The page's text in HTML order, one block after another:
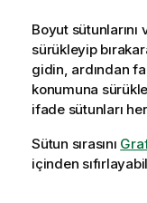
Boyut sütunlarını
sürükleyip
gidin, ardından
konumuna
ifade sütunları
Sütun sırasını
içinden